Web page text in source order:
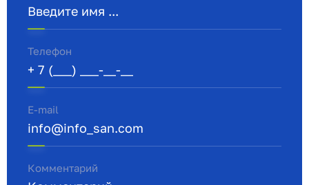
Телефон
E-mail
Комментарий